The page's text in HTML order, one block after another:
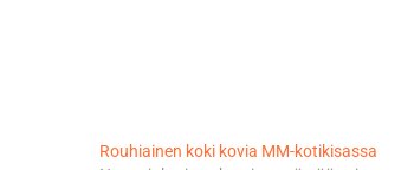
Rouhiainen koki kovia MM-kotikisassa